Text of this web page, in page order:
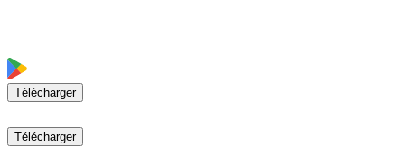
Télécharger
Télécharger